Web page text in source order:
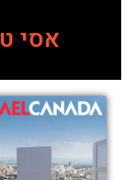
אסי